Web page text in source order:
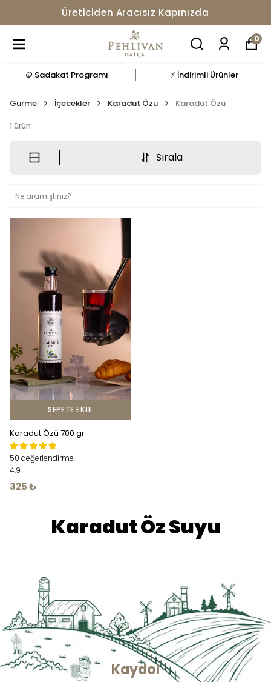
Üreticiden Aracısız Kapınızda
0
🪙 Sadakat Programı ⚡ İndirimli Ürünler
Gurme İçecekler Karadut Özü Karadut Özü
1 ürün
Sırala
SEPETE EKLE
Karadut Özü 700 gr
50 değerlendirme
4.9
325 ₺
Karadut Öz Suyu
Kaydol